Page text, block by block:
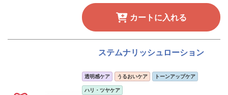
カートに入れる
ステムナリッシュローション
透明感ケア うるおいケア トーンアップケア
ハリ・ツヤケア